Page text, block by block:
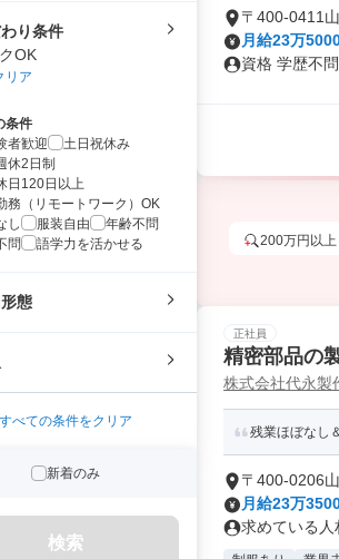
り条件
OK
リア
条件
者歓迎
土日祝休み
休2日制
日120日以上
務（リモートワーク）OK
し
服装自由
年齢不問
問
語学力を活かせる
態
すべての条件をクリア
新着のみ
検索
〒400-0411
月給23万
資格 学歴不
200万円以上
正社員
精密部品の
株式会社代永製
残業ほぼなし
〒400-0206
月給23万
求めている人